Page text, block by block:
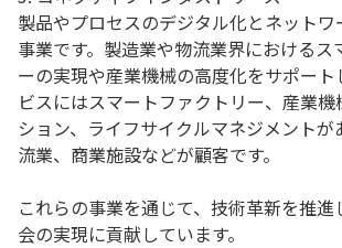
製品やプロセスのデジタル化とネットワ
事業です。製造業や物流業界におけるス
ーの実現や産業機械の高度化をサポート
ビスにはスマートファクトリー、産業
ション、ライフサイクルマネジメント
流業、商業施設などが顧客です。
これらの事業を通じて、技術革新を推
会の実現に貢献しています。